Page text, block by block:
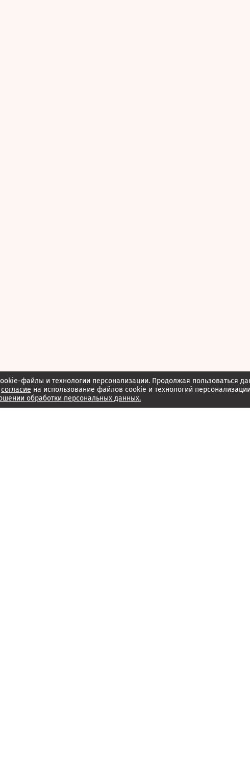
файлы и технологии персонализации. Продолжая пользоваться
согласие на использование файлов cookie и технологий
обработки персональных данных.